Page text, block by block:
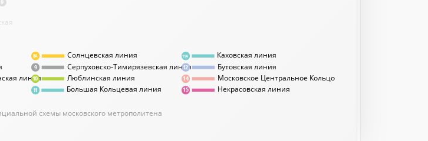
линия
Солнцевская линия
Серпуховско-Тимирязевская линия
Люблинская линия
Каховская линия
Бутовская линия
Московское Центральное Кольцо
схемы московского метрополитена
11А
Большая Кольцевая линия
9
10
12
8А
11
14
15 Некрасовская линия
9